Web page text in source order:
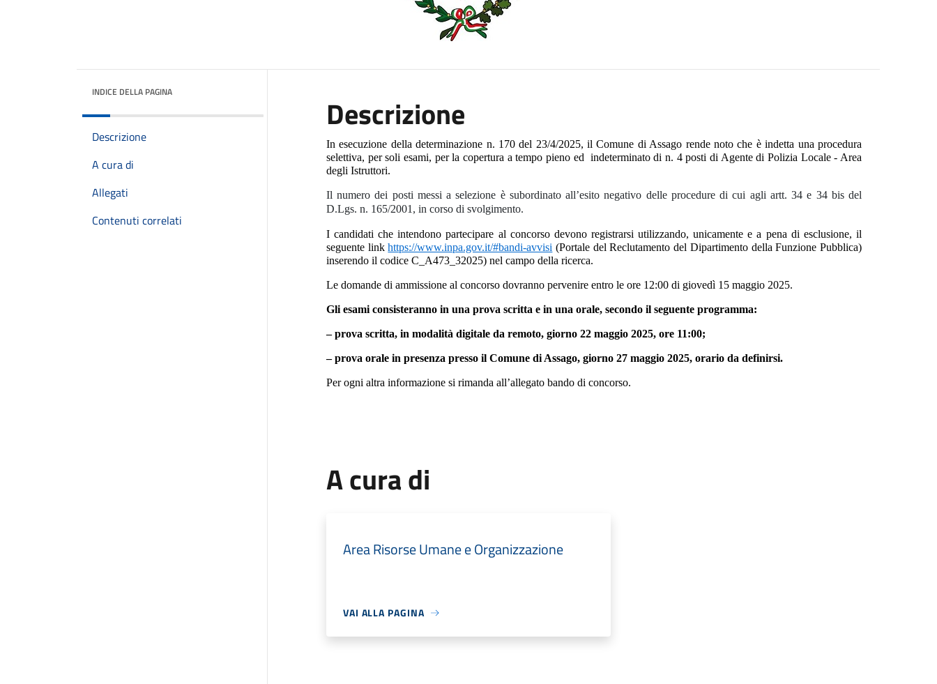
INDICE DELLA PAGINA
Descrizione
A cura di
Allegati
Contenuti correlati
Descrizione
In esecuzione della determinazione n. 170 del 23/4/2025, il Comune di Assago rende noto che è indetta una procedura
selettiva, per soli esami, per la copertura a tempo pieno ed indeterminato di n. 4 posti di Agente di Polizia Locale - Area
degli Istruttori.
Il numero dei posti messi a selezione è subordinato all’esito negativo delle procedure di cui agli artt. 34 e 34 bis del
D.Lgs. n. 165/2001, in corso di svolgimento.
I candidati che intendono partecipare al concorso devono registrarsi utilizzando, unicamente e a pena di esclusione, il
seguente linkhttps://www.inpa.gov.it/#bandi-avvisi (Portale del Reclutamento del Dipartimento della Funzione Pubblica)
inserendo il codice C_A473_32025) nel campo della ricerca.
Le domande di ammissione al concorso dovranno pervenire entro le ore 12:00 di giovedì 15 maggio 2025.
Gli esami consisteranno in una prova scritta e in una orale, secondo il seguente programma:
– prova scritta, in modalità digitale da remoto, giorno 22 maggio 2025, ore 11:00;
– prova orale in presenza presso il Comune di Assago, giorno 27 maggio 2025, orario da definirsi.
Per ogni altra informazione si rimanda all’allegato bando di concorso.
A cura di
Area Risorse Umane e Organizzazione
VAI ALLA PAGINA